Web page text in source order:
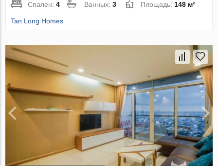
Спален:4 Ванных:3 Площадь: 148 м²
Tan Long Homes